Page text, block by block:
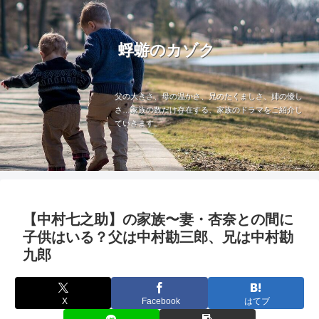
蜉蝣のカゾク
父の大きさ、母の温かさ、兄のたくましさ、姉の優し
さ…家族の数だけ存在する、家族のドラマをご紹介し
ていきます。
【中村七之助】の家族〜妻・杏奈との間に
子供はいる？父は中村勘三郎、兄は中村勘
九郎
X Facebook はてブ